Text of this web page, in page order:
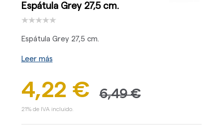
Espátula Grey 27,5 cm.
Espátula Grey 27,5 cm.
Leer más
4,22 € 6,49 €
21% de IVA incluido.